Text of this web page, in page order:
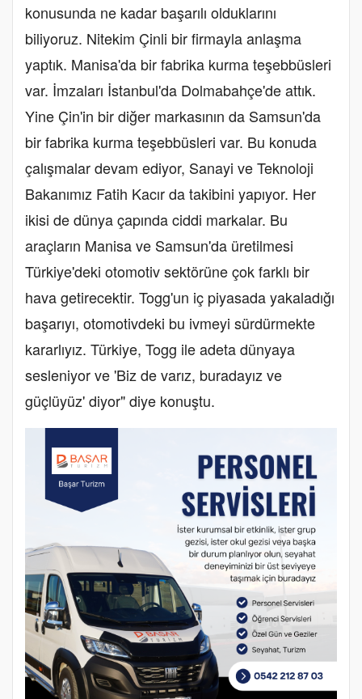
konusunda ne kadar başarılı olduklarını
biliyoruz. Nitekim Çinli bir firmayla anlaşma
yaptık. Manisa'da bir fabrika kurma teşebbüsleri
var. İmzaları İstanbul'da Dolmabahçe'de attık.
Yine Çin'in bir diğer markasının da Samsun'da
bir fabrika kurma teşebbüsleri var. Bu konuda
çalışmalar devam ediyor, Sanayi ve Teknoloji
Bakanımız Fatih Kacır da takibini yapıyor. Her
ikisi de dünya çapında ciddi markalar. Bu
araçların Manisa ve Samsun'da üretilmesi
Türkiye'deki otomotiv sektörüne çok farklı bir
hava getirecektir. Togg'un iç piyasada yakaladığı
başarıyı, otomotivdeki bu ivmeyi sürdürmekte
kararlıyız. Türkiye, Togg ile adeta dünyaya
sesleniyor ve 'Biz de varız, buradayız ve
güçlüyüz' diyor" diye konuştu.